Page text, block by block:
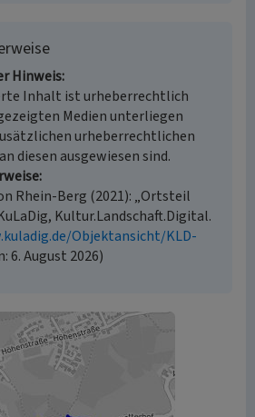
Hinweis
Inhalt ist urheberrechtlich
Medien unterliegen
urheberrechtlichen
diesen ausgewiesen sind.
Rhein-Berg (2021): „Ortsteil
Kultur.Landschaft.Digital.
Objektansicht/KLD-
6. August 2026)